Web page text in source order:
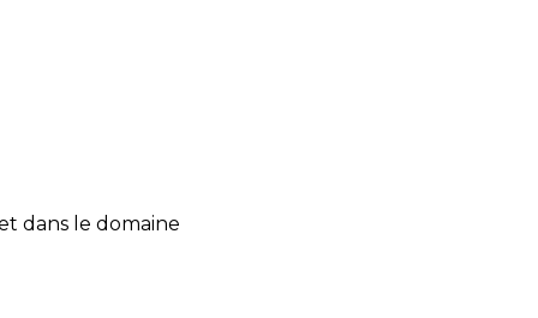
dans le domaine